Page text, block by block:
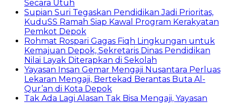
Secara Utuh
Supian Suri Tegaskan Pendidikan Jadi Prioritas,
KuduSS Ramah Siap Kawal Program Kerakyatan
Pemkot Depok
Rohmat Rospari Gagas Fiqh Lingkungan untuk
Kemajuan Depok, Sekretaris Dinas Pendidikan
Nilai Layak Diterapkan di Sekolah
Yayasan Insan Gemar Mengaji Nusantara Perluas
Lekaran Mengaji, Bertekad Berantas Buta Al-
Qur’an di Kota Depok
Tak Ada Lagi Alasan Tak Bisa Mengaji, Yayasan